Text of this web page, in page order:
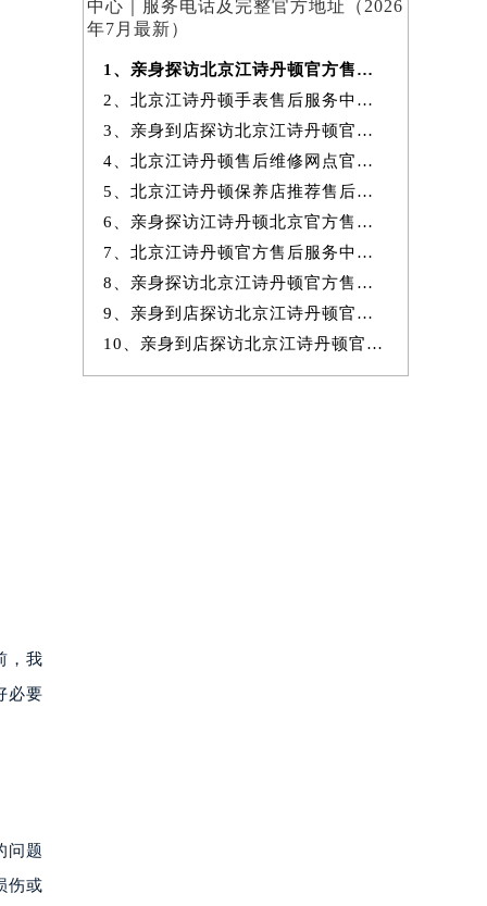
，我
必要
问题
伤或
1、亲身探访北京江诗丹顿官方售后服务中心｜服务电话及完整官方地址（20
2、北京江诗丹顿手表售后服务中心提供专业维修保养服务权威公示（2026
3、亲身到店探访北京江诗丹顿官方售后服务中心｜最新热线和全部网点地
4、北京江诗丹顿售后维修网点官方服务指南权威公示（2026年7月最新）
5、北京江诗丹顿保养店推荐售后保养服务权威公示（2026年7月最新）
6、亲身探访江诗丹顿北京官方售后服务中心｜地址与24小时服务电话（2026
7、北京江诗丹顿官方售后服务中心｜最新地址与24小时售后热线权威信息
8、亲身探访北京江诗丹顿官方售后服务中心｜完整网点地址与服务电话（20
9、亲身到店探访北京江诗丹顿官方售后服务中心｜服务热线及全部官方地
10、亲身到店探访北京江诗丹顿官方售后服务中心｜官方热线及全部网点地